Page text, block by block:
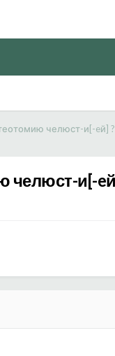
челюст-и[-eй] ?
челюст-и[-